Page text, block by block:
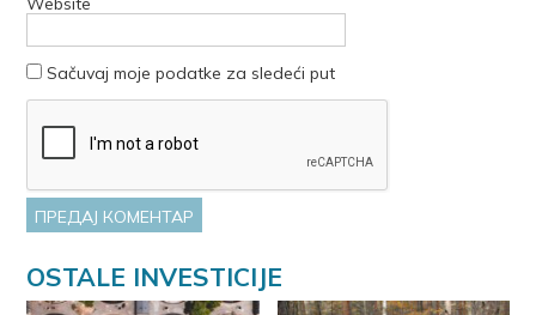
Sačuvaj moje podatke za sledeći put
OSTALE INVESTICIJE